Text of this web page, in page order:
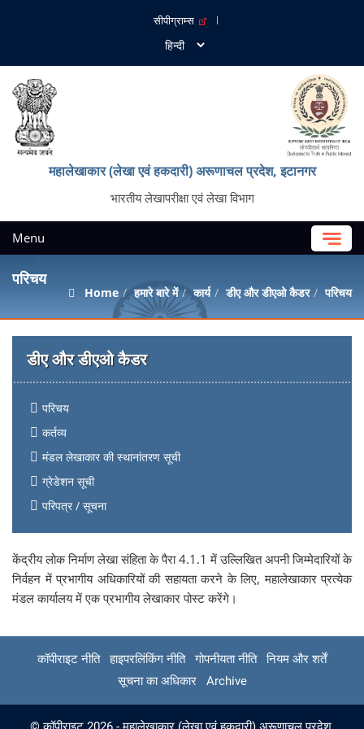
सीपीग्राम्स
महालेखाकार (लेखा एवं हकदारी) अरूणाचल प्रदेश, इटानगर
भारतीय लेखापरीक्षा एवं लेखा विभाग
Menu
परिचय
Home हमारे बारे में कार्य डीए और डीएओ कैडर परिचय
डीए और डीएओ कैडर
परिचय
कर्तव्य
मंडल लेखाकार की स्थानांतरण सूची
ग्रेडेशन सूची
परिपत्र / सूचना
केंद्रीय लोक निर्माण लेखा संहिता के पैरा 4.1.1 में उल्लिखित अपनी जिम्मेदारियों के
निर्वहन में प्रभागीय अधिकारियों की सहायता करने के लिए, महालेखाकार प्रत्येक
मंडल कार्यालय में एक प्रभागीय लेखाकार पोस्ट करेंगे।
कॉपीराइट नीति हाइपरलिंकिंग नीति गोपनीयता नीति
नियम और शर्तें
सूचना का अधिकार
Archive